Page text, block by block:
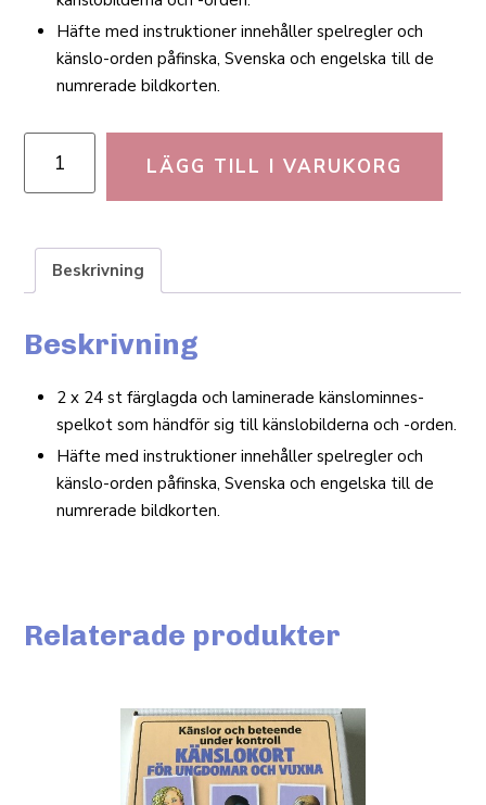
Häfte med instruktioner innehåller spelregler och
känslo-orden påfinska, Svenska och engelska till de
numrerade bildkorten.
LÄGG TILL I VARUKORG
Beskrivning
Beskrivning
2 x 24 st färg­lagda och lami­nerade känslo­min­nes­
spelkot som händför sig till käns­lo­bil­derna och -orden.
Häfte med instruk­tioner inne­håller spel­regler och
känslo-orden påfinska, Svenska och eng­elska till de
num­rerade bildkorten.
Relaterade produkter